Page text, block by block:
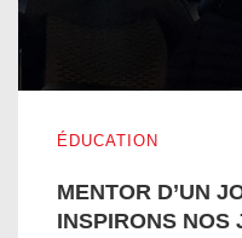
ÉDUCATION
MENTOR D’UN
INSPIRONS NOS